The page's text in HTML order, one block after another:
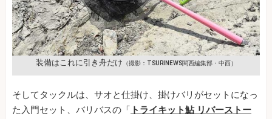
装備はこれに引き舟だけ （撮影：TSURINEWS関西編集部・中西）
そしてタックルは、サオと仕掛け、掛けバリがセットになっ
た入門セット、バリバスの「 トライキット鮎 リバーストー